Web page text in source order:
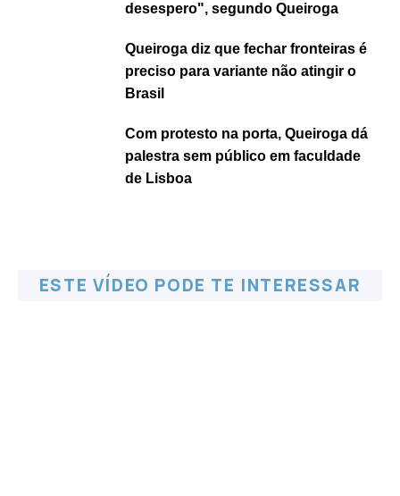
desespero", segundo Queiroga
Queiroga diz que fechar fronteiras é
preciso para variante não atingir o
Brasil
Com protesto na porta, Queiroga dá
palestra sem público em faculdade
de Lisboa
ESTE VÍDEO PODE TE INTERESSAR